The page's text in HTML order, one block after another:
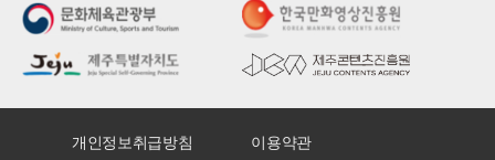
개인정보취급방침 이용약관